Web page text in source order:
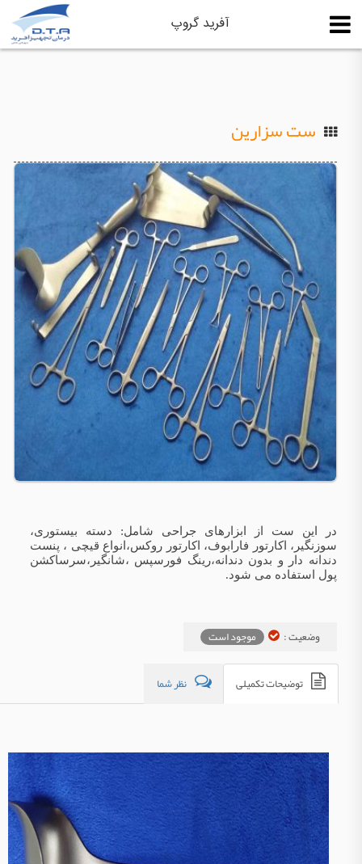
آفرید گروپ
ست سزارین
در این ست از ابزارهای جراحی شامل: دسته بیستوری،
سوزنگیر، اکارتور فارابوف، اکارتور روکس،انواع قیچی ، پنست
دندانه دار و بدون دندانه،رینگ فورسپس ،شانگیر،سرساکشن
پول استفاده می شود.
وضعیت : موجود است
توضیحات تکمیلی نظر شما